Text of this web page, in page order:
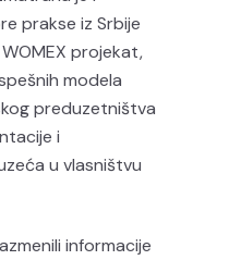
prakse iz Srbije
projekat,
modela
preduzetništva
i
u vlasništvu
informacije